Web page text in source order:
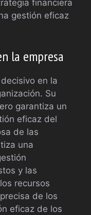
financiera
gestión eficaz
la empresa
en la
Su
garantiza un
eficaz del
de las
una
y las
recursos
de los
eficaz de los